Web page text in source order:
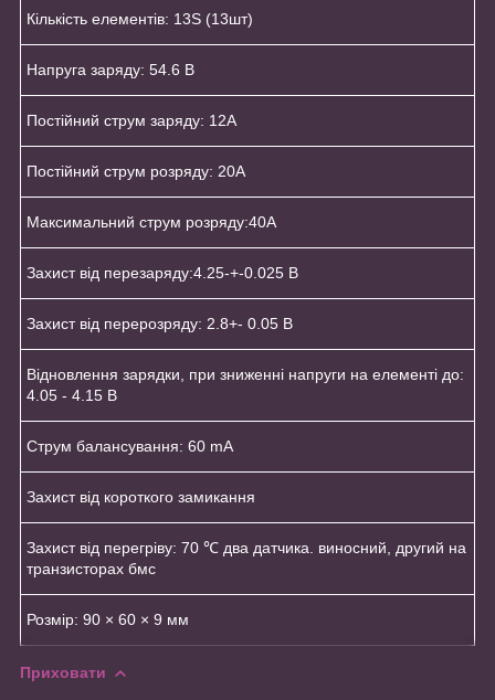
Кількість елементів: 13S (13шт)
Напруга заряду: 54.6 В
Постійний струм заряду: 12А
Постійний струм розряду: 20А
Максимальний струм розряду:40A
Захист від перезаряду:4.25-+-0.025 В
Захист від перерозряду: 2.8+- 0.05 В
Відновлення зарядки, при зниженні напруги на елементі до:
4.05 - 4.15 В
Струм балансування: 60 mA
Захист від короткого замикання
Захист від перегріву: 70 ℃ два датчика. виносний, другий на
транзисторах бмс
Розмір: 90 × 60 × 9 мм
Приховати